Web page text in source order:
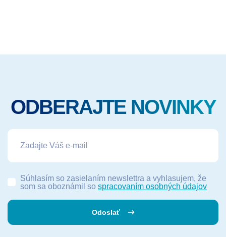
ODBERAJTE NOVINKY
Odoslať
Súhlasím so zasielaním newslettra a vyhlasujem, že
som sa oboznámil so spracovaním osobných údajov